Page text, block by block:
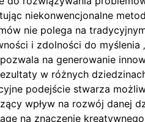
niekonwencjonalne
nie polega na
i zdolności do myślenia
na generowanie
w różnych
podejście stwarza
wpływ na rozwój danej
na znaczenie